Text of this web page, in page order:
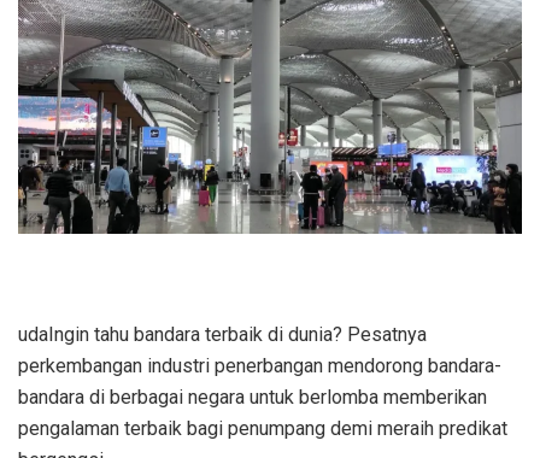
udaIngin tahu bandara terbaik di dunia? Pesatnya
perkembangan industri penerbangan mendorong bandara-
bandara di berbagai negara untuk berlomba memberikan
pengalaman terbaik bagi penumpang demi meraih predikat